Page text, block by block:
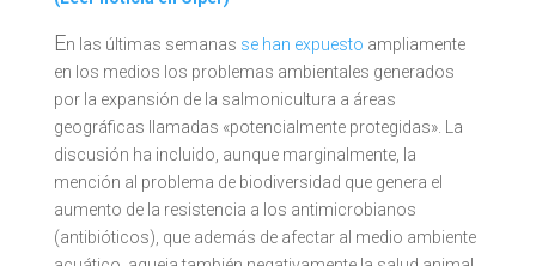
En las últimas semanas se han expuesto ampliamente
en los medios los problemas ambientales generados
por la expansión de la salmonicultura a áreas
geográficas llamadas «potencialmente protegidas». La
discusión ha incluido, aunque marginalmente, la
mención al problema de biodiversidad que genera el
aumento de la resistencia a los antimicrobianos
(antibióticos), que además de afectar al medio ambiente